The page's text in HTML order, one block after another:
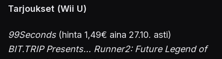
Tarjoukset (Wii U)
99Seconds(hinta 1,49€ aina 27.10. asti)
BIT.TRIP Presents… Runner2: Future Legend of